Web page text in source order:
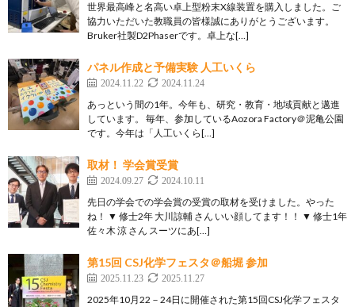
世界最高峰と名高い卓上型粉末X線装置を購入しました。ご
協力いただいた教職員の皆様誠にありがとうございます。
Bruker社製D2Phaserです。卓上な[…]
パネル作成と予備実験 人工いくら
2024.11.22 2024.11.24
あっという間の1年。今年も、研究・教育・地域貢献と邁進
しています。 毎年、参加しているAozora Factory＠泥亀公園
です。今年は「人工いくら[…]
取材！ 学会賞受賞
2024.09.27 2024.10.11
先日の学会での学会賞の受賞の取材を受けました。やった
ね！ ▼ 修士2年 大川諒輔 さん いい顔してます！！ ▼ 修士1年
佐々木 涼 さん スーツにあ[…]
第15回 CSJ化学フェスタ＠船堀 参加
2025.11.23 2025.11.27
2025年10月22－24日に開催された第15回CSJ化学フェスタ